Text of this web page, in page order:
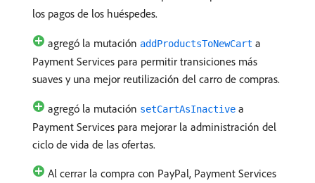
los pagos de los huéspedes.
agregó la mutación addProductsToNewCart a
Payment Services para permitir transiciones más
suaves y una mejor reutilización del carro de compras.
agregó la mutación setCartAsInactive a
Payment Services para mejorar la administración del
ciclo de vida de las ofertas.
Al cerrar la compra con PayPal, Payment Services